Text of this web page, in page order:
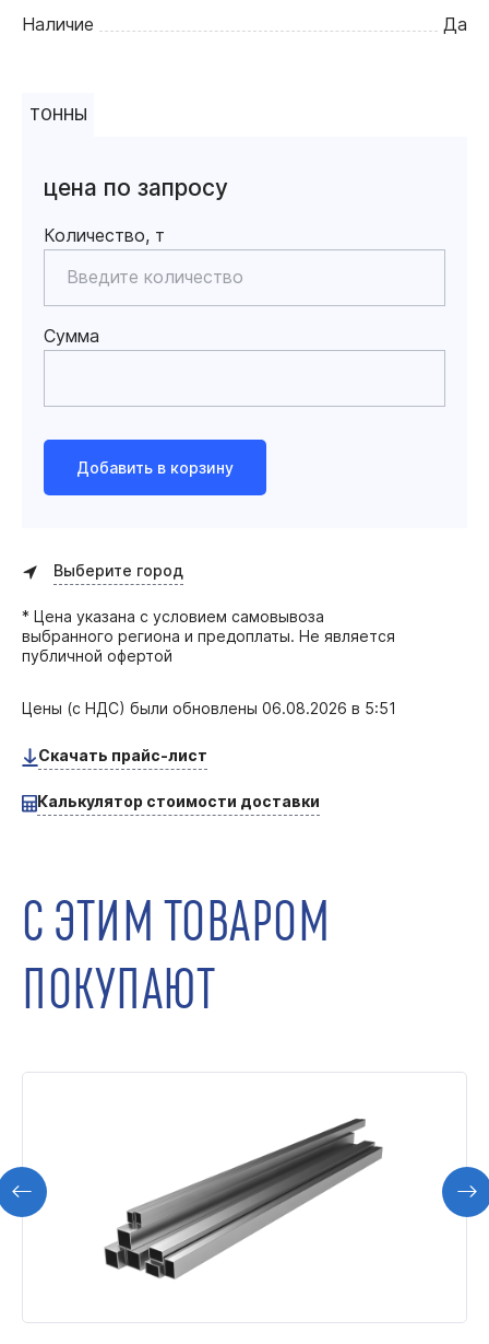
Наличие
Да
ТОННЫ
цена по запросу
Количество, т
Сумма
Добавить в корзину
Выберите город
* Цена указана с условием самовывоза
выбранного региона и предоплаты. Не является
публичной офертой
Цены (с НДС) были обновлены 06.08.2026 в 5:51
Скачать прайс-лист
Калькулятор стоимости доставки
С ЭТИМ ТОВАРОМ
ПОКУПАЮТ